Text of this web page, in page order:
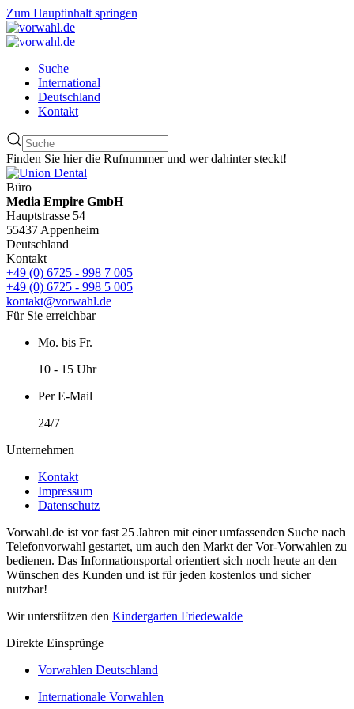
Zum Hauptinhalt springen
Suche
International
Deutschland
Kontakt
Finden Sie hier die Rufnummer und wer dahinter steckt!
Büro
Media Empire GmbH
Hauptstrasse 54
55437 Appenheim
Deutschland
Kontakt
+49 (0) 6725 - 998 7 005
+49 (0) 6725 - 998 5 005
kontakt@vorwahl.de
Für Sie erreichbar
Mo. bis Fr.
10 - 15 Uhr
Per E-Mail
24/7
Unternehmen
Kontakt
Impressum
Datenschutz
Vorwahl.de ist vor fast 25 Jahren mit einer umfassenden Suche nach
Telefonvorwahl gestartet, um auch den Markt der Vor-Vorwahlen zu
bedienen. Das Informationsportal orientiert sich noch heute an den
Wünschen des Kunden und ist für jeden kostenlos und sicher
nutzbar!
Wir unterstützen den Kindergarten Friedewalde
Direkte Einsprünge
Vorwahlen Deutschland
Internationale Vorwahlen